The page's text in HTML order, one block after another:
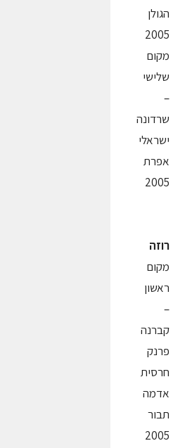
הגולן
2005
מקום
שלישי
–
שרדונה
ישראלי
אפרת
2005
רוזה
מקום
ראשון
–
קברנה
פרנק
חרסית
אדמה
תבור
2005